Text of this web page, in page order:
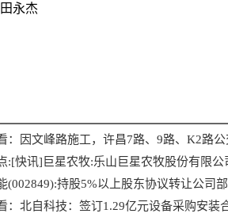
永杰
：因文峰路施工，许昌7路、9路、K2路
:[快讯]巨星农牧:乐山巨星农牧股份有限
(002849):持股5%以上股东协议转让公司
：北自科技：签订1.29亿元设备采购安装